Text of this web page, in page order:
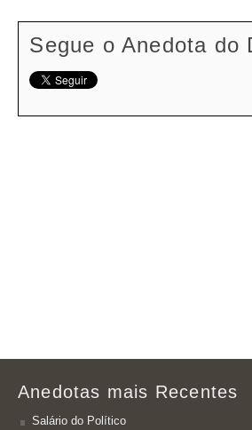
Segue o Anedota do
Anedotas mais Recentes
Salário do Político